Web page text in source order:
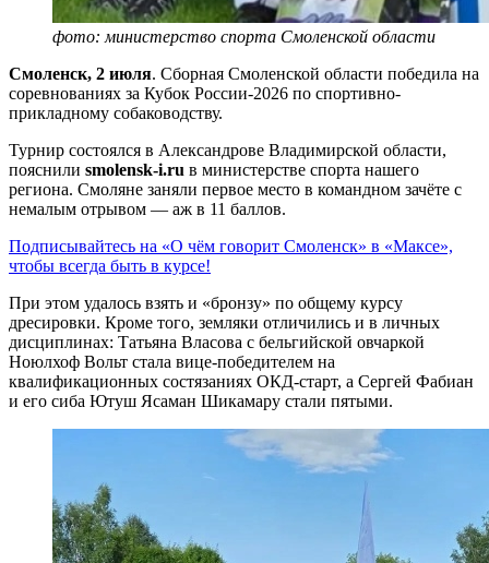
фото: министерство спорта Смоленской области
Смоленск, 2 июля. Сборная Смоленской области победила на
соревнованиях за Кубок России-2026 по спортивно-
прикладному собаководству.
Турнир состоялся в Александрове Владимирской области,
пояснили smolensk-i.ru в министерстве спорта нашего
региона. Смоляне заняли первое место в командном зачёте с
немалым отрывом — аж в 11 баллов.
Подписывайтесь на «О чём говорит Смоленск» в «Максе»,
чтобы всегда быть в курсе!
При этом удалось взять и «бронзу» по общему курсу
дресировки. Кроме того, земляки отличились и в личных
дисциплинах: Татьяна Власова с бельгийской овчаркой
Ноюлхоф Вольт стала вице-победителем на
квалификационных состязаниях ОКД-старт, а Сергей Фабиан
и его сиба Ютуш Ясаман Шикамару стали пятыми.